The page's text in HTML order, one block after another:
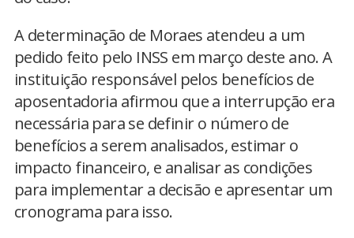
A determinação de Moraes atendeu a um
pedido feito pelo INSS em março deste ano. A
instituição responsável pelos benefícios de
aposentadoria afirmou que a interrupção era
necessária para se definir o número de
benefícios a serem analisados, estimar o
impacto financeiro, e analisar as condições
para implementar a decisão e apresentar um
cronograma para isso.